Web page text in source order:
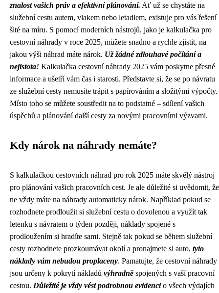
znalost vašich práv a efektivní plánování. Ať už se chystáte na
služební cestu autem, vlakem nebo letadlem, existuje pro vás řešení
šité na míru. S pomocí moderních nástrojů, jako je kalkulačka pro
cestovní náhrady v roce 2025, můžete snadno a rychle zjistit, na
jakou výši náhrad máte nárok. Už žádné zdlouhavé počítání a
nejistota! Kalkulačka cestovní náhrady 2025 vám poskytne přesné
informace a ušetří vám čas i starosti. Představte si, že se po návratu
ze služební cesty nemusíte trápit s papírováním a složitými výpočty.
Místo toho se můžete soustředit na to podstatné – sdílení vašich
úspěchů a plánování další cesty za novými pracovními výzvami.
Kdy nárok na náhrady nemáte?
S kalkulačkou cestovních náhrad pro rok 2025 máte skvělý nástroj
pro plánování vašich pracovních cest. Je ale důležité si uvědomit, že
ne vždy máte na náhrady automaticky nárok. Například pokud se
rozhodnete prodloužit si služební cestu o dovolenou a využít tak
letenku s návratem o týden později, náklady spojené s
prodloužením si hradíte sami. Stejně tak pokud se během služební
cesty rozhodnete prozkoumávat okolí a pronajmete si auto, tyto
náklady vám nebudou proplaceny. Pamatujte, že cestovní náhrady
jsou určeny k pokrytí nákladů výhradněspojených s vaší pracovní
cestou. Důležité je vždy vést podrobnou evidencio všech výdajích